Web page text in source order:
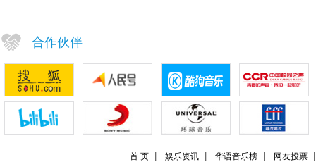
合作伙伴
首 页 娱乐资讯 华语音乐榜 网友投票